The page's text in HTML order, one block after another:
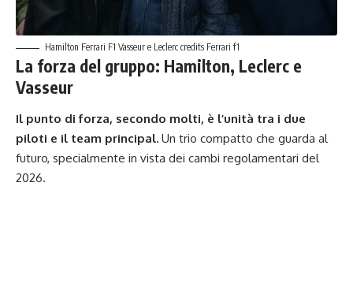
Hamilton Ferrari F1 Vasseur e Leclerc credits Ferrari f1
La forza del gruppo: Hamilton, Leclerc e
Vasseur
Il punto di forza, secondo molti, è l’unità tra i due
piloti e il team principal. Un trio compatto che guarda al
futuro, specialmente in vista dei cambi regolamentari del
2026.